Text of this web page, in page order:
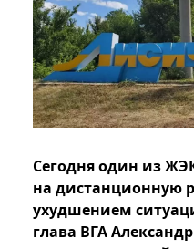
Сегодня один из
на дистанционную
ухудшением
глава ВГА